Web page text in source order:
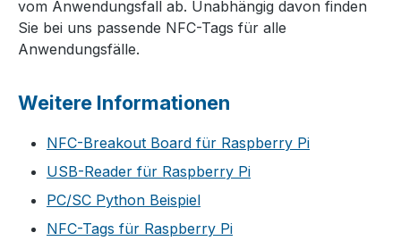
vom Anwendungsfall ab. Unabhängig davon finden
Sie bei uns passende NFC-Tags für alle
Anwendungsfälle.
Weitere Informationen
NFC-Breakout Board für Raspberry Pi
USB-Reader für Raspberry Pi
PC/SC Python Beispiel
NFC-Tags für Raspberry Pi